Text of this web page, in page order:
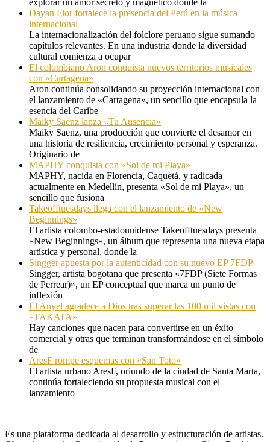
explorar un amor secreto y magnético donde la
Dayan Flor fortalece la presencia del Perú en la música
internacional
La internacionalización del folclore peruano sigue sumando
capítulos relevantes. En una industria donde la diversidad
cultural comienza a ocupar
El colombiano Aron conquista nuevos territorios musicales
con «Cartagena»
Aron continúa consolidando su proyección internacional con
el lanzamiento de «Cartagena», un sencillo que encapsula la
esencia del Caribe
Maiky Saenz lanza «Tu Ausencia»
Maiky Saenz, una producción que convierte el desamor en
una historia de resiliencia, crecimiento personal y esperanza.
Originario de
MAPHY conquista con «Sol de mi Playa»
MAPHY, nacida en Florencia, Caquetá, y radicada
actualmente en Medellín, presenta «Sol de mi Playa», un
sencillo que fusiona
Takeofftuesdays llega con el lanzamiento de «New
Beginnings»
El artista colombo-estadounidense Takeofftuesdays presenta
«New Beginnings», un álbum que representa una nueva etapa
artística y personal, donde la
Singger apuesta por la autenticidad con su nuevo EP 7FDP
Singger, artista bogotana que presenta «7FDP (Siete Formas
de Perrear)», un EP conceptual que marca un punto de
inflexión
El Anyel agradece a Dios tras superar las 100 mil vistas con
«TAKATA»
Hay canciones que nacen para convertirse en un éxito
comercial y otras que terminan transformándose en el símbolo
de
AresF rompe esquemas con «San Toto»
El artista urbano AresF, oriundo de la ciudad de Santa Marta,
continúa fortaleciendo su propuesta musical con el
lanzamiento
Es una plataforma dedicada al desarrollo y estructuración de artistas.